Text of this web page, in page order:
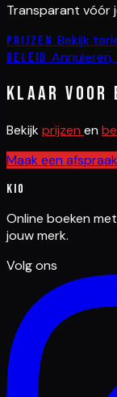
Transparant vóór
Prijzen Bekijk
Beleid
Klaar voor
Bekijkprijzen en
Maak een afspraak
Kio
Online boeken
jouw merk.
Volg ons